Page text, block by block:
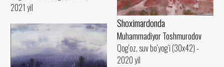
2021 yil
Shoximardonda
Muhammadiyor Toshmurodov
Qog‘oz, suv bo‘yog‘i (30x42) -
2020 yil